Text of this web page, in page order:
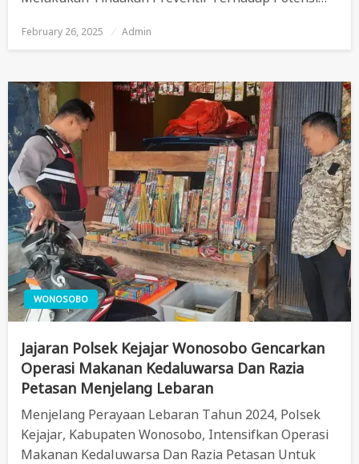
Posted
February 26, 2025 Admin
WONOSOBO
Jajaran Polsek Kejajar Wonosobo Gencarkan
Operasi Makanan Kedaluwarsa Dan Razia
Petasan Menjelang Lebaran
Menjelang Perayaan Lebaran Tahun 2024, Polsek
Kejajar, Kabupaten Wonosobo, Intensifkan Operasi
Makanan Kedaluwarsa Dan Razia Petasan Untuk